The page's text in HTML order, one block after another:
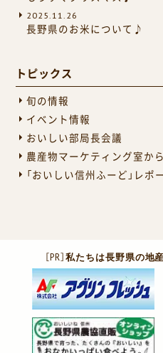
2025.11.26
長野県のお米について♪
トピックス
旬の情報
イベント情報
おいしい部局長会議
農産物マーケティング室か
「おいしい信州ふーど」レポ
［PR］私たちは長野県の地